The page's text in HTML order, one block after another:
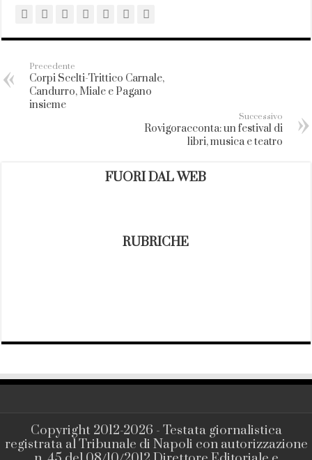
Precedente
Corpi Scelti-Trittico Carnale,
Candurro, Miale e Pagano
insieme
Successivo
Rovigoracconta: un festival di
libri, musica e teatro
FUORI DAL WEB
RUBRICHE
Copyright 2012-2026 - Testata giornalistica
registrata al Tribunale di Napoli con autorizzazione